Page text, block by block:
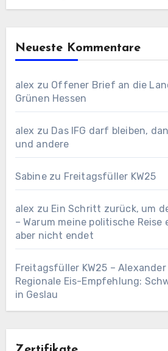
Neueste Kommentare
alex zu Offener Brief an die
Grünen Hessen
alex zu Das IFG darf bleiben,
und andere
Sabinezu Freitagsfüller KW25
alex zu Ein Schritt zurück, um
– Warum meine politische Reise
aber nicht endet
Freitagsfüller KW25 –
Regionale Eis-Empfehlung:
in Geslau